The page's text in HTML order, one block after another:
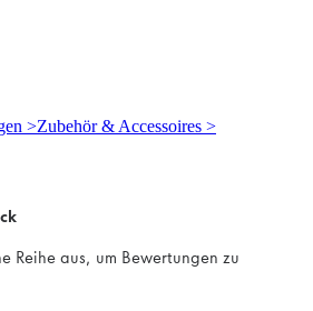
>Zubehör & Accessoires >